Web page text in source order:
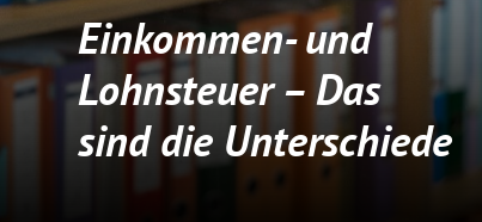
Einkommen- und
Lohnsteuer – Das
sind die Unterschiede